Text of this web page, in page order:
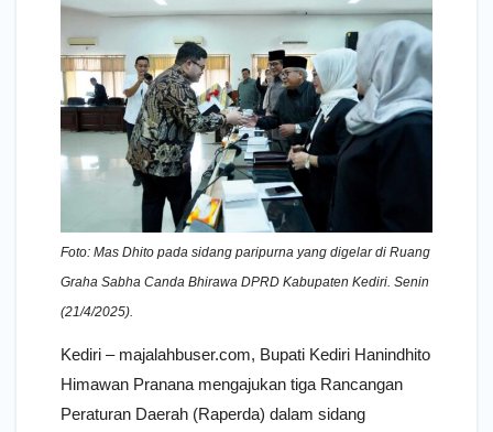
Foto: Mas Dhito pada sidang paripurna yang digelar di Ruang
Graha Sabha Canda Bhirawa DPRD Kabupaten Kediri. Senin
(21/4/2025).
Kediri – majalahbuser.com, Bupati Kediri Hanindhito
Himawan Pranana mengajukan tiga Rancangan
Peraturan Daerah (Raperda) dalam sidang